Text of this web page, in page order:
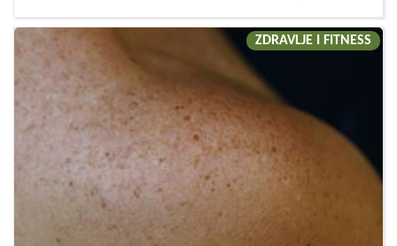
ZDRAVLJE I FITNESS